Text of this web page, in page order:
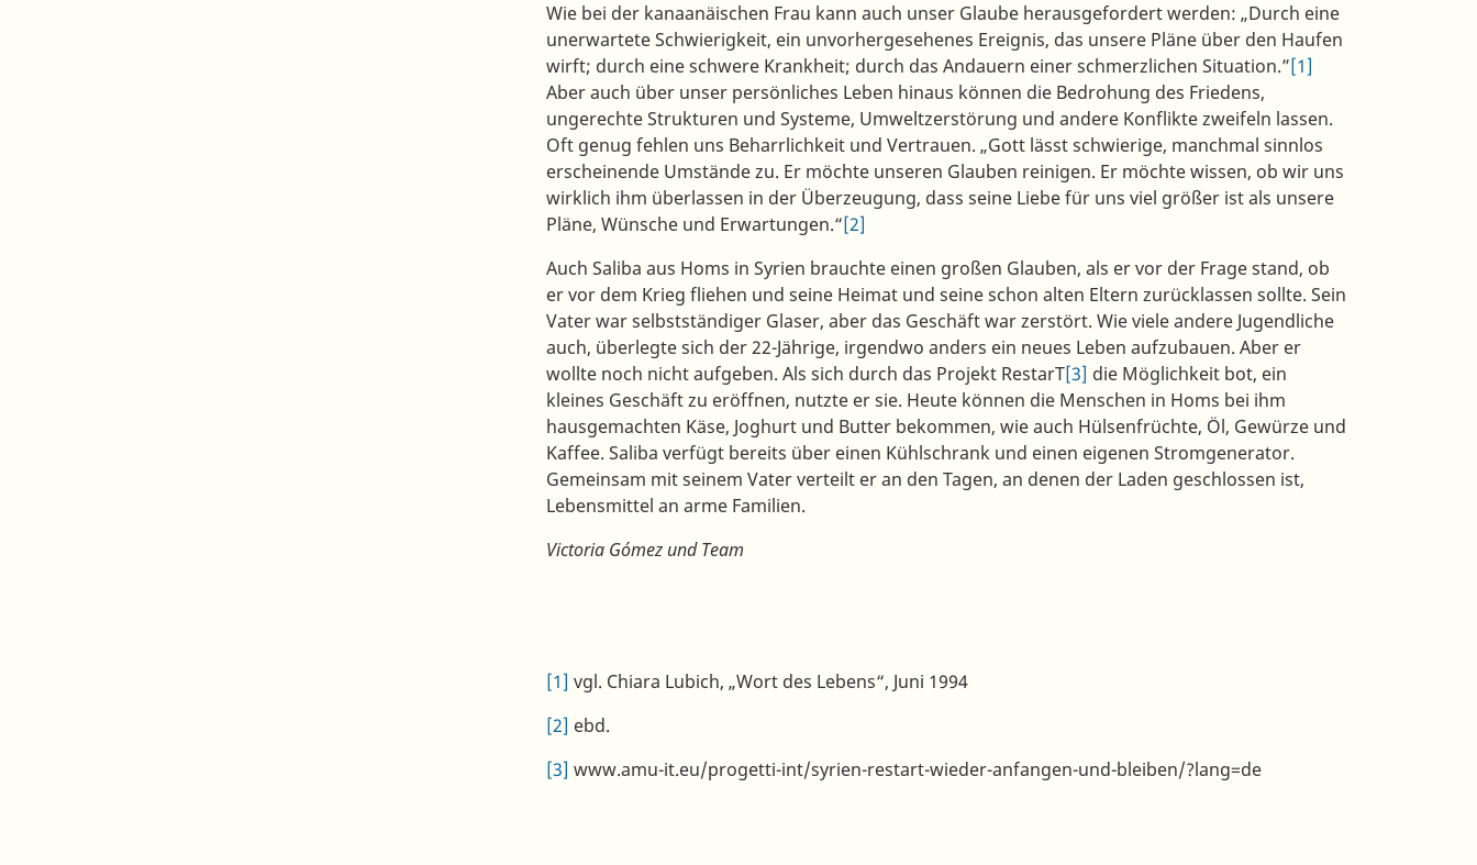
Wie bei der kanaanäischen Frau kann auch unser Glaube herausgefordert werden: „Durch eine
unerwartete Schwierigkeit, ein unvorhergesehenes Ereignis, das unsere Pläne über den Haufen
wirft; durch eine schwere Krankheit; durch das Andauern einer schmerzlichen Situation.”[1]
Aber auch über unser persönliches Leben hinaus können die Bedrohung des Friedens,
ungerechte Strukturen und Systeme, Umweltzerstörung und andere Konflikte zweifeln lassen.
Oft genug fehlen uns Beharrlichkeit und Vertrauen. „Gott lässt schwierige, manchmal sinnlos
erscheinende Umstände zu. Er möchte unseren Glauben reinigen. Er möchte wissen, ob wir uns
wirklich ihm überlassen in der Überzeugung, dass seine Liebe für uns viel größer ist als unsere
Pläne, Wünsche und Erwartungen.“[2]
Auch Saliba aus Homs in Syrien brauchte einen großen Glauben, als er vor der Frage stand, ob
er vor dem Krieg fliehen und seine Heimat und seine schon alten Eltern zurücklassen sollte. Sein
Vater war selbstständiger Glaser, aber das Geschäft war zerstört. Wie viele andere Jugendliche
auch, überlegte sich der 22-Jährige, irgendwo anders ein neues Leben aufzubauen. Aber er
wollte noch nicht aufgeben. Als sich durch das Projekt RestarT[3] die Möglichkeit bot, ein
kleines Geschäft zu eröffnen, nutzte er sie. Heute können die Menschen in Homs bei ihm
hausgemachten Käse, Joghurt und Butter bekommen, wie auch Hülsenfrüchte, Öl, Gewürze und
Kaffee. Saliba verfügt bereits über einen Kühlschrank und einen eigenen Stromgenerator.
Gemeinsam mit seinem Vater verteilt er an den Tagen, an denen der Laden geschlossen ist,
Lebensmittel an arme Familien.
Victoria Gómez und Team
[1] vgl. Chiara Lubich, „Wort des Lebens“, Juni 1994
[2] ebd.
[3] www.amu-it.eu/progetti-int/syrien-restart-wieder-anfangen-und-bleiben/?lang=de